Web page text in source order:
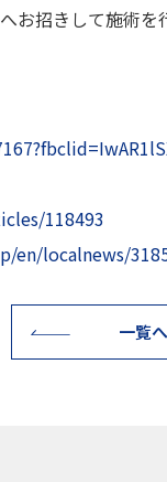
お招きして施術
118493
en/localnews/
一覧